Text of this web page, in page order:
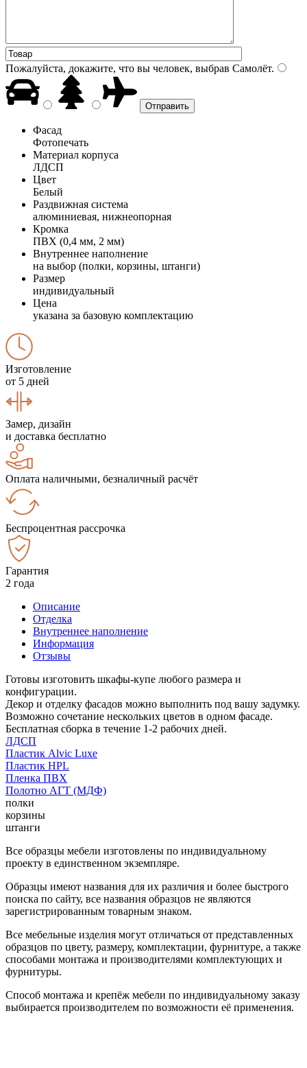
Пожалуйста, докажите, что вы человек, выбрав Самолёт.
Фасад
Фотопечать
Материал корпуса
ЛДСП
Цвет
Белый
Раздвижная система
алюминиевая, нижнеопорная
Кромка
ПВХ (0,4 мм, 2 мм)
Внутреннее наполнение
на выбор (полки, корзины, штанги)
Размер
индивидуальный
Цена
указана за базовую комплектацию
Изготовление
от 5 дней
Замер, дизайн
и доставка бесплатно
Оплата наличными, безналичный расчёт
Беспроцентная рассрочка
Гарантия
2 года
Описание
Отделка
Внутреннее наполнение
Информация
Отзывы
Готовы изготовить шкафы-купе любого размера и
конфигурации.
Декор и отделку фасадов можно выполнить под вашу задумку.
Возможно сочетание нескольких цветов в одном фасаде.
Бесплатная сборка в течение 1-2 рабочих дней.
ЛДСП
Пластик Alvic Luxe
Пластик HPL
Пленка ПВХ
Полотно АГТ (МДФ)
полки
корзины
штанги
Все образцы мебели изготовлены по индивидуальному
проекту в единственном экземпляре.
Образцы имеют названия для их различия и более быстрого
поиска по сайту, все названия образцов не являются
зарегистрированным товарным знаком.
Все мебельные изделия могут отличаться от представленных
образцов по цвету, размеру, комплектации, фурнитуре, а также
способами монтажа и производителями комплектующих и
фурнитуры.
Способ монтажа и крепёж мебели по индивидуальному заказу
выбирается производителем по возможности её применения.